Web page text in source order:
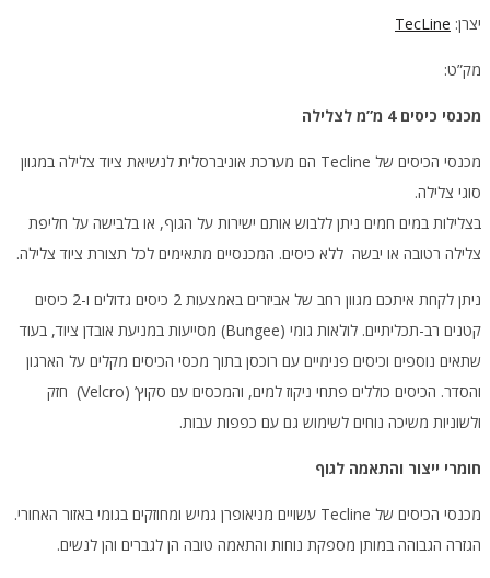
יצרן: TecLine
מק”ט:
מכנסי כיסים 4 מ”מ לצלילה
מכנסי הכיסים של Tecline הם מערכת אוניברסלית לנשיאת ציוד צלילה במגוון
סוגי צלילה.
בצלילות במים חמים ניתן ללבוש אותם ישירות על הגוף, או בלבישה על חליפת
צלילה רטובה או יבשה ללא כיסים. המכנסיים מתאימים לכל תצורת ציוד צלילה.
ניתן לקחת איתכם מגוון רחב של אביזרים באמצעות 2 כיסים גדולים ו-2 כיסים
קטנים רב-תכליתיים. לולאות גומי (Bungee) מסייעות במניעת אובדן ציוד, בעוד
שתאים נוספים וכיסים פנימיים עם רוכסן בתוך מכסי הכיסים מקלים על הארגון
והסדר. הכיסים כוללים פתחי ניקוז למים, והמכסים עם סקוץ’ (Velcro) חזק
ולשוניות משיכה נוחים לשימוש גם עם כפפות עבות.
חומרי ייצור והתאמה לגוף
מכנסי הכיסים של Tecline עשויים מניאופרן גמיש ומחוזקים בגומי באזור האחורי.
הגזרה הגבוהה במותן מספקת נוחות והתאמה טובה הן לגברים והן לנשים.